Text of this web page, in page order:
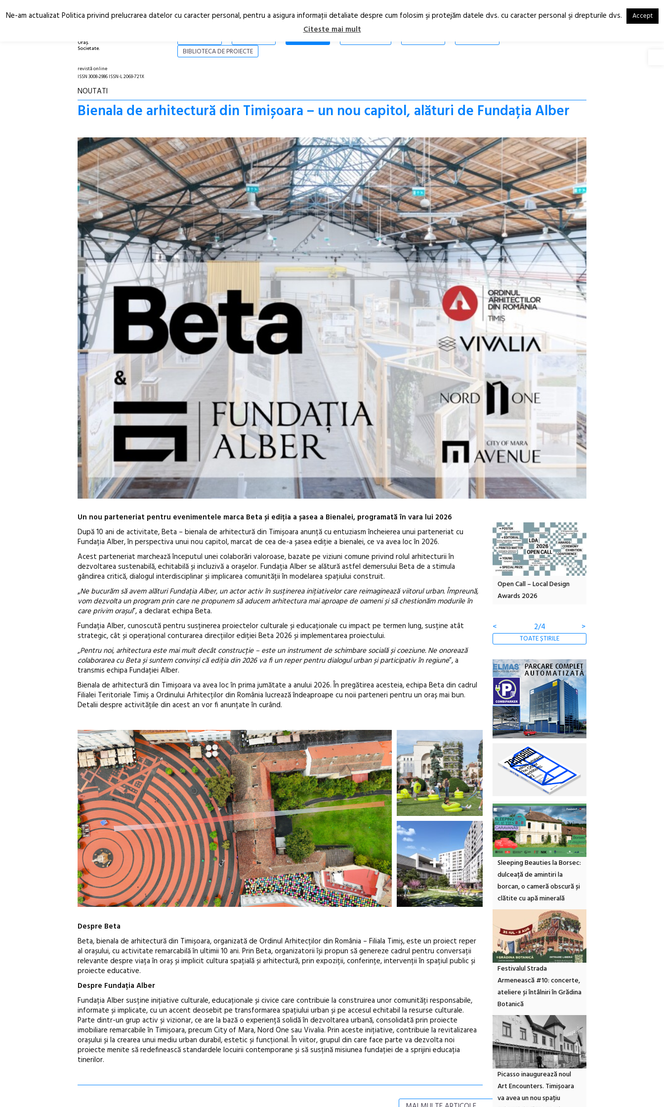
Oraș.
Societate.
RO
EN
STIRI
BIBLIOTECA DE PROIECTE
revistă online
ISSN 3008-2986 ISSN-L 2069-721X
NOUTATI
Bienala de arhitectură din Timișoara – un nou capitol, alături de Fundația Alber
Un nou parteneriat pentru evenimentele marca Beta și ediția a șasea a Bienalei, programată în vara lui 2026
După 10 ani de activitate, Beta – bienala de arhitectură din Timișoara anunță cu entuziasm încheierea unui parteneriat cu
Fundația Alber, în perspectiva unui nou capitol, marcat de cea de-a șasea ediție a bienalei, ce va avea loc în 2026.
Acest parteneriat marchează începutul unei colaborări valoroase, bazate pe viziuni comune privind rolul arhitecturii în
dezvoltarea sustenabilă, echitabilă și incluzivă a orașelor. Fundația Alber se alătură astfel demersului Beta de a stimula
gândirea critică, dialogul interdisciplinar și implicarea comunității în modelarea spațiului construit.
„Ne bucurăm să avem alături Fundația Alber, un actor activ în susținerea inițiativelor care reimaginează viitorul urban. Împreună,
vom dezvolta un program prin care ne propunem să aducem arhitectura mai aproape de oameni și să chestionăm modurile în
care privim orașul”, a declarat echipa Beta.
Fundația Alber, cunoscută pentru susținerea proiectelor culturale și educaționale cu impact pe termen lung, susține atât
strategic, cât și operațional conturarea direcțiilor ediției Beta 2026 și implementarea proiectului.
„Pentru noi, arhitectura este mai mult decât construcție – este un instrument de schimbare socială și coeziune. Ne onorează
colaborarea cu Beta și suntem convinși că ediția din 2026 va fi un reper pentru dialogul urban și participativ în regiune”, a
transmis echipa Fundației Alber.
Bienala de arhitectură din Timișoara va avea loc în prima jumătate a anului 2026. În pregătirea acesteia, echipa Beta din cadrul
Filialei Teritoriale Timiș a Ordinului Arhitecților din România lucrează îndeaproape cu noii parteneri pentru un oraș mai bun.
Detalii despre activitățile din acest an vor fi anunțate în curând.
+5
Despre Beta
Beta, bienala de arhitectură din Timișoara, organizată de Ordinul Arhitecților din România – Filiala Timiș, este un proiect reper
al orașului, cu activitate remarcabilă în ultimii 10 ani. Prin Beta, organizatorii își propun să genereze cadrul pentru conversații
relevante despre viața în oraș și implicit cultura spațială și arhitectură, prin expoziții, conferințe, intervenții în spațiul public și
proiecte educative.
Despre Fundația Alber
Fundația Alber susține inițiative culturale, educaționale și civice care contribuie la construirea unor comunități responsabile,
informate și implicate, cu un accent deosebit pe transformarea spațiului urban și pe accesul echitabil la resurse culturale.
Parte dintr-un grup activ și vizionar, ce are la bază o experiență solidă în dezvoltarea urbană, consolidată prin proiecte
imobiliare remarcabile în Timișoara, precum City of Mara, Nord One sau Vivalia. Prin aceste inițiative, contribuie la revitalizarea
orașului și la crearea unui mediu urban durabil, estetic și funcțional. În viitor, grupul din care face parte va dezvolta noi
proiecte menite să redefinească standardele locuirii contemporane și să susțină misiunea fundației de a sprijini educația
tinerilor.
de poezie și co-creație
Open Call – Local Design
Awards 2026
Anuala de artă urbană
<
3/4 >
TOATE ȘTIRILE
Sleeping Beauties la Borsec:
dulceață de amintiri la
borcan, o cameră obscură și
clătite cu apă minerală
Festivalul Strada
Armenească #10: concerte,
ateliere și întâlniri în Grădina
Botanică
Picasso inaugurează noul
Art Encounters. Timișoara
va avea un nou spațiu
Ne-am actualizat Politica privind prelucrarea datelor cu caracter personal, pentru a asigura informaţii detaliate despre cum folosim şi protejăm datele dvs. cu caracter personal şi drepturile dvs. Accept
Citeste mai mult